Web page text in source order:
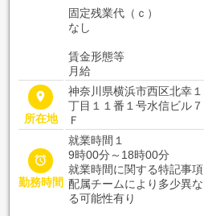
固定残業代（ｃ）
なし
賃金形態等
月給
place
所在地
神奈川県横浜市西区北幸１
丁目１１番１号水信ビル７
Ｆ

勤務時間
就業時間１
9時00分～18時00分
就業時間に関する特記事項
配属チームにより多少異な
る可能性有り